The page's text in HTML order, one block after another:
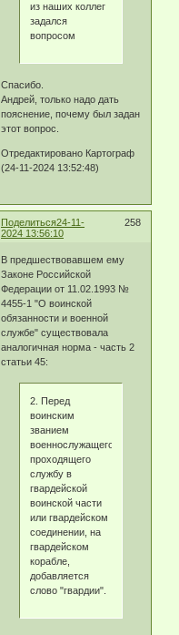
из наших коллег
задался
вопросом
Спасибо.
Андрей, только надо дать
пояснение, почему был задан
этот вопрос.
Отредактировано Картограф
(24-11-2024 13:52:48)
Поделиться 258
24-11-
2024 13:56:10
В предшествовавшем ему
Законе Российской
Федерации от 11.02.1993 №
4455-1 "О воинской
обязанности и военной
службе" существовала
аналогичная норма - часть 2
статьи 45:
2. Перед
воинским
званием
военнослужащего,
проходящего
службу в
гвардейской
воинской части
или гвардейском
соединении, на
гвардейском
корабле,
добавляется
слово "гвардии".